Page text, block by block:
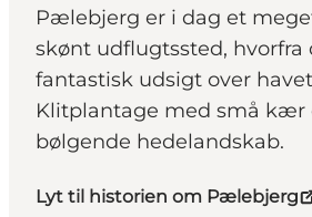
Pælebjerg er i dag et
skønt udflugtssted, hvorfra
fantastisk udsigt over
Klitplantage med små kær
bølgende hedelandskab.
Lyt til historien om Pælebjerg